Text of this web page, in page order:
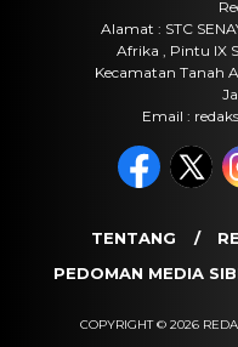
Upacara HUT RI 81 di
Merdeka, Persiapan
Peringatan
Kamis, 6 Agu 2026 - 15:01 WIB
POPULER
Sosok Ini Bongkar
Agustus yang Berakhir